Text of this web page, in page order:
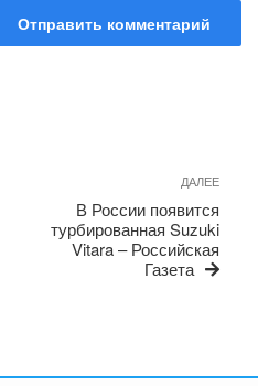
ДАЛЕЕ
В России появится
турбированная Suzuki
Vitara – Российская
Газета